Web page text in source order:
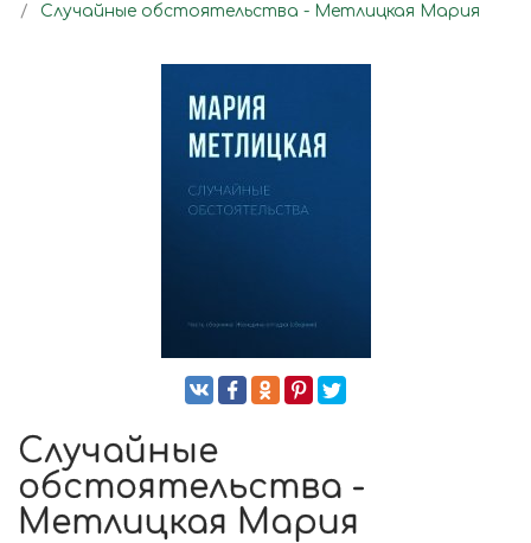
Случайные обстоятельства - Метлицкая Мария
Случайные
обстоятельства -
Метлицкая Мария